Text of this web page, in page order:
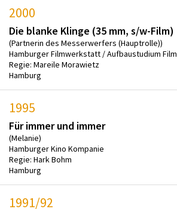
2000
Die blanke Klinge (35 mm, s/w-Film)
(Partnerin des Messerwerfers (Hauptrolle))
Hamburger Filmwerkstatt / Aufbaustudium Film
Regie: Mareile Morawietz
Hamburg
1995
Für immer und immer
(Melanie)
Hamburger Kino Kompanie
Regie: Hark Bohm
Hamburg
1991/92